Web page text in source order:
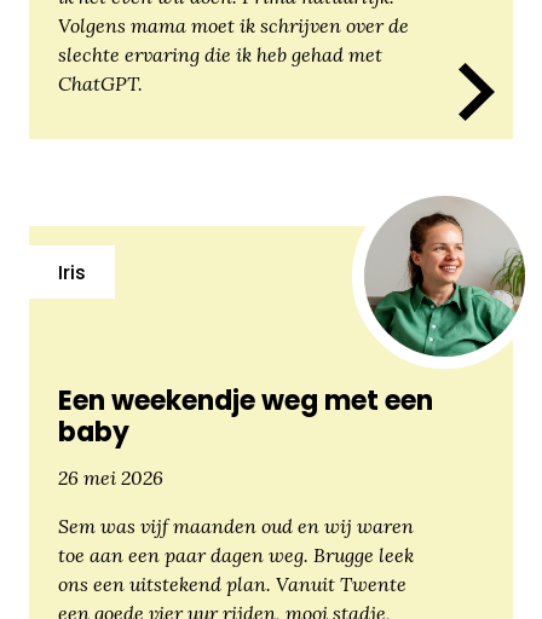
Volgens mama moet ik schrijven over de
slechte ervaring die ik heb gehad met
ChatGPT.
Een weekendje weg met een
baby
Iris
26 mei 2026
Sem was vijf maanden oud en wij waren
toe aan een paar dagen weg. Brugge leek
ons een uitstekend plan. Vanuit Twente